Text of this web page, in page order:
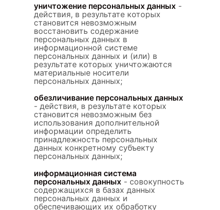
уничтожение персональных данных -
действия, в результате которых
становится невозможным
восстановить содержание
персональных данных в
информационной системе
персональных данных и (или) в
результате которых уничтожаются
материальные носители
персональных данных;
обезличивание персональных данных
- действия, в результате которых
становится невозможным без
использования дополнительной
информации определить
принадлежность персональных
данных конкретному субъекту
персональных данных;
информационная система
персональных данных - совокупность
содержащихся в базах данных
персональных данных и
обеспечивающих их обработку